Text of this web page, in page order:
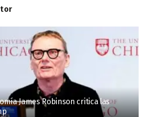
James Robinson critica las